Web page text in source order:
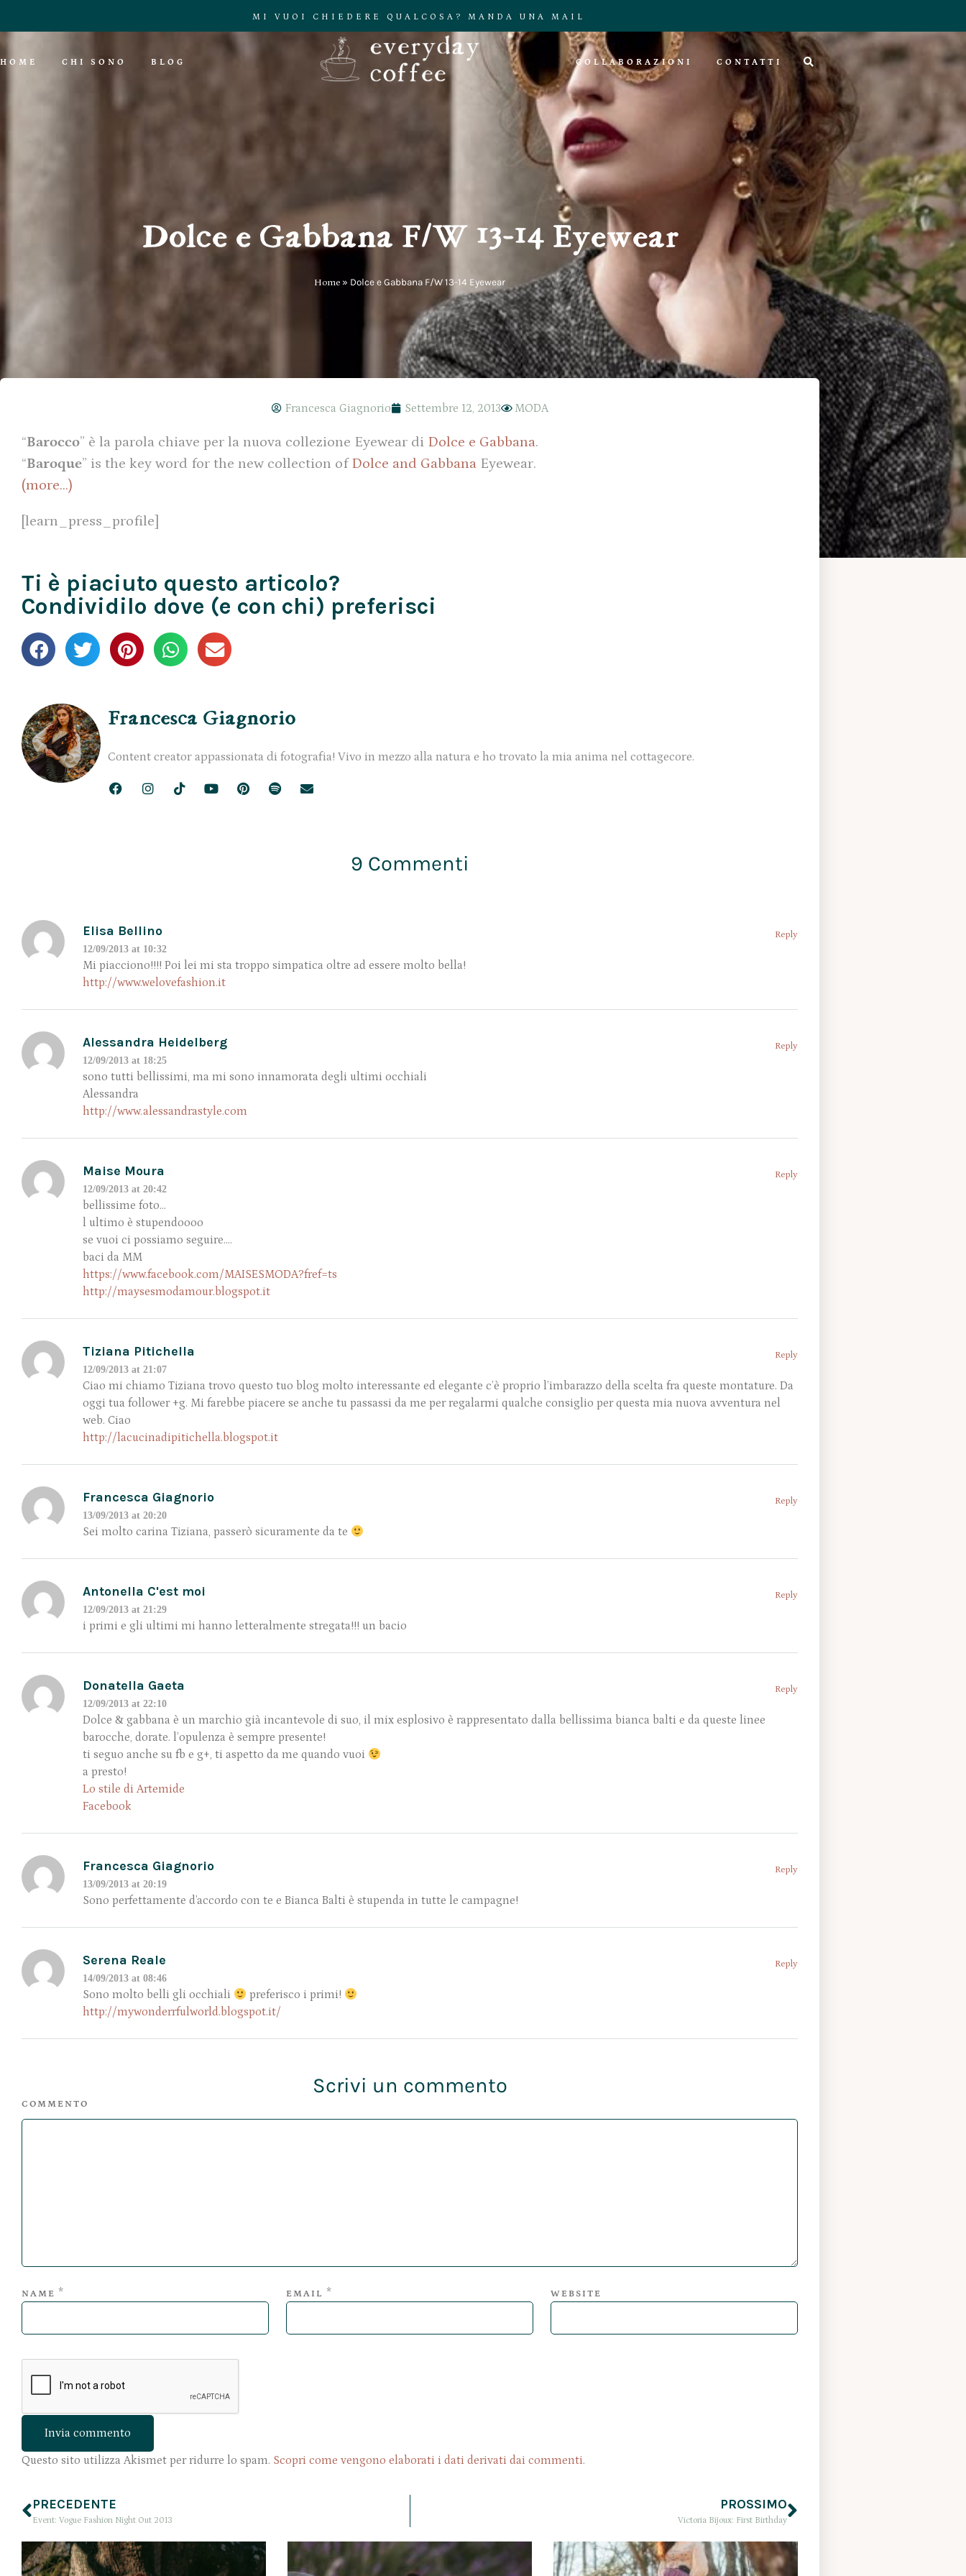
MI VUOI CHIEDERE QUALCOSA? MANDA UNA MAIL
HOME CHI SONO BLOG COLLABORAZIONI CONTATTI
Dolce e Gabbana F/W 13-14 Eyewear
Home » Dolce e Gabbana F/W 13-14 Eyewear
Francesca Giagnorio Settembre 12, 2013 MODA
“Barocco” è la parola chiave per la nuova collezione Eyewear di Dolce e Gabbana.
“Baroque” is the key word for the new collection ofDolce and Gabbana Eyewear.
(more…)
[learn_press_profile]
Ti è piaciuto questo articolo?
Condividilo dove (e con chi) preferisci
Francesca Giagnorio
Content creator appassionata di fotografia! Vivo in mezzo alla natura e ho trovato la mia anima nel cottagecore.
9 Commenti
Elisa Bellino
12/09/2013 at 10:32
Reply
Mi piacciono!!!! Poi lei mi sta troppo simpatica oltre ad essere molto bella!
http://www.welovefashion.it
Alessandra Heidelberg
12/09/2013 at 18:25
Reply
sono tutti bellissimi, ma mi sono innamorata degli ultimi occhiali
Alessandra
http://www.alessandrastyle.com
Maise Moura
12/09/2013 at 20:42
Reply
bellissime foto…
l ultimo è stupendoooo
se vuoi ci possiamo seguire….
baci da MM
https://www.facebook.com/MAISESMODA?fref=ts
http://maysesmodamour.blogspot.it
Tiziana Pitichella
12/09/2013 at 21:07
Reply
Ciao mi chiamo Tiziana trovo questo tuo blog molto interessante ed elegante c’è proprio l’imbarazzo della scelta fra queste montature. Da
oggi tua follower +g. Mi farebbe piacere se anche tu passassi da me per regalarmi qualche consiglio per questa mia nuova avventura nel
web. Ciao
http://lacucinadipitichella.blogspot.it
Francesca Giagnorio
13/09/2013 at 20:20
Reply
Sei molto carina Tiziana, passerò sicuramente da te
Antonella C'est moi
12/09/2013 at 21:29
Reply
i primi e gli ultimi mi hanno letteralmente stregata!!! un bacio
Donatella Gaeta
12/09/2013 at 22:10
Reply
Dolce & gabbana è un marchio già incantevole di suo, il mix esplosivo è rappresentato dalla bellissima bianca balti e da queste linee
barocche, dorate. l’opulenza è sempre presente!
ti seguo anche su fb e g+, ti aspetto da me quando vuoi
a presto!
Lo stile di Artemide
Facebook
Francesca Giagnorio
13/09/2013 at 20:19
Reply
Sono perfettamente d’accordo con te e Bianca Balti è stupenda in tutte le campagne!
Serena Reale
14/09/2013 at 08:46
Reply
Sono molto belli gli occhiali
preferisco i primi!
http://mywonderrfulworld.blogspot.it/
Scrivi un commento
COMMENTO
NAME * EMAIL * WEBSITE
Questo sito utilizza Akismet per ridurre lo spam. Scopri come vengono elaborati i dati derivati dai commenti.
PRECEDENTE
Event: Vogue Fashion Night Out 2013
PROSSIMO
Victoria Bijoux: First Birthday